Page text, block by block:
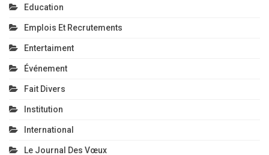
Education
Emplois Et Recrutements
Entertaiment
Événement
Fait Divers
Institution
International
Le Journal Des Vœux